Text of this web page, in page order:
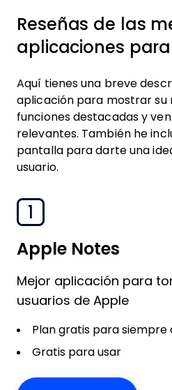
Reseñas de las
aplicaciones
Aquí tienes una breve
aplicación para mostrar su
funciones destacadas y
relevantes. También he
pantalla para darte una
usuario.
1
Apple Notes
Mejor aplicación para
usuarios de Apple
Plan gratis para siempre
Gratis para usar